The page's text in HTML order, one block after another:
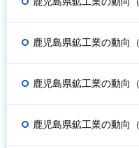
鹿児島県鉱工業の動向
鹿児島県鉱工業の動向
鹿児島県鉱工業の動向